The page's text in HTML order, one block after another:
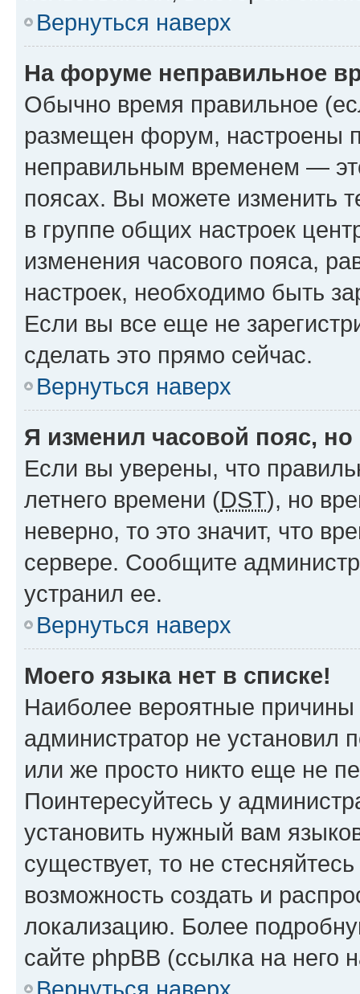
Вернуться наверх
На форуме неправильное
Обычно время правильное
размещен форум, настроены
неправильным временем —
поясах. Вы можете изменить
в группе общих настроек
изменения часового пояса,
настроек, необходимо быть
Если вы все еще не
сделать это прямо сейчас.
Вернуться наверх
Я изменил часовой пояс,
Если вы уверены, что
летнего времени (DST), но
неверно, то это значит, что
сервере. Сообщите
устранил ее.
Вернуться наверх
Моего языка нет в списке!
Наиболее вероятные причины
администратор не установил
или же просто никто еще не
Поинтересуйтесь у
установить нужный вам
существует, то не
возможность создать и
локализацию. Более
сайте phpBB (ссылка на него
Вернуться наверх